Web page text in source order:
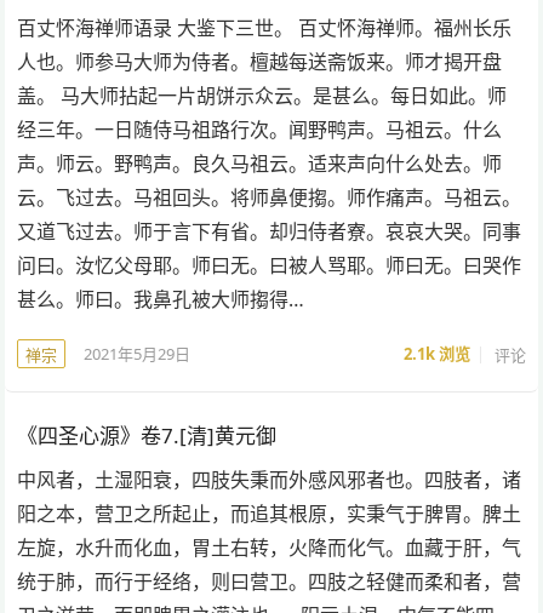
百丈怀海禅师语录 大鉴下三世。 百丈怀海禅师。福州长乐
人也。师参马大师为侍者。檀越每送斋饭来。师才揭开盘
盖。 马大师拈起一片胡饼示众云。是甚么。每日如此。师
经三年。一日随侍马祖路行次。闻野鸭声。马祖云。什么
声。师云。野鸭声。良久马祖云。适来声向什么处去。师
云。飞过去。马祖回头。将师鼻便搊。师作痛声。马祖云。
又道飞过去。师于言下有省。却归侍者寮。哀哀大哭。同事
问曰。汝忆父母耶。师曰无。曰被人骂耶。师曰无。曰哭作
甚么。师曰。我鼻孔被大师搊得…
禅宗 2021年5月29日 2.1k浏览 评论
《四圣心源》卷7.[清]黄元御
中风者，土湿阳衰，四肢失秉而外感风邪者也。四肢者，诸
阳之本，营卫之所起止，而追其根原，实秉气于脾胃。脾土
左旋，水升而化血，胃土右转，火降而化气。血藏于肝，气
统于肺，而行于经络，则曰营卫。四肢之轻健而柔和者，营